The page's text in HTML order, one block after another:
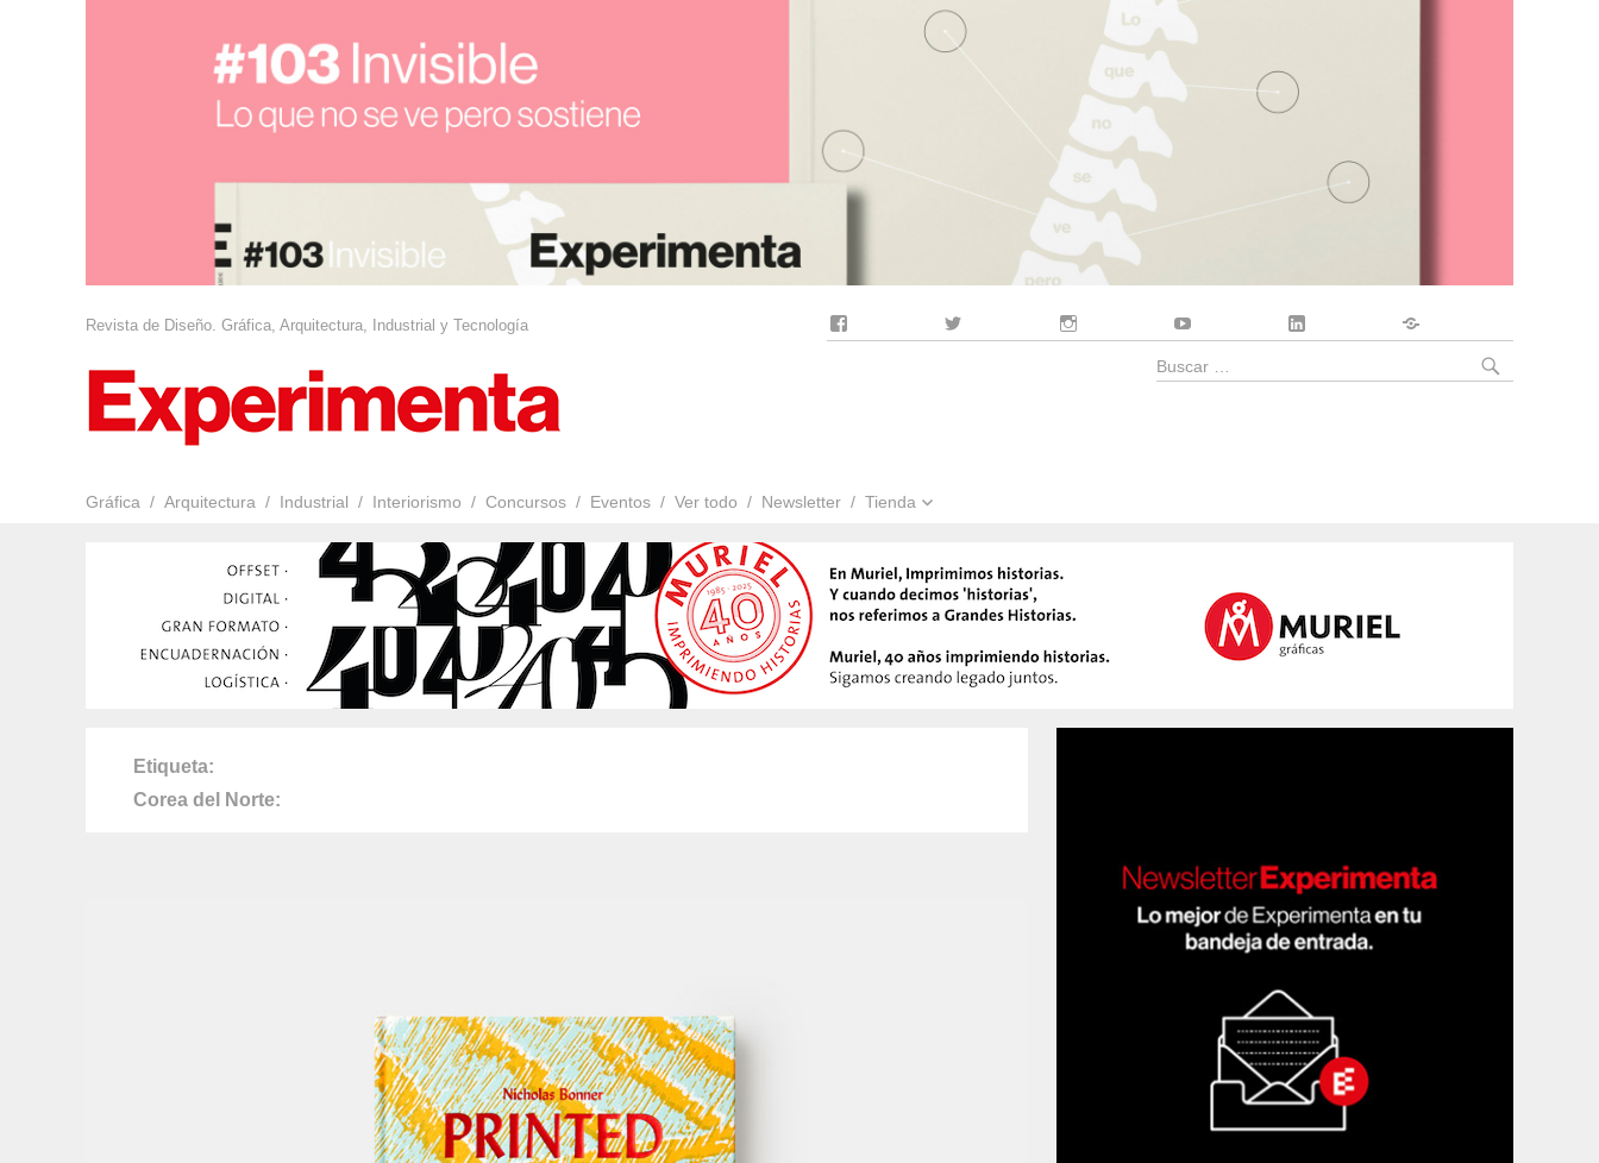
Revista de Diseño. Gráfica, Arquitectura, Industrial y Tecnología
Gráfica Arquitectura Industrial Interiorismo Concursos Eventos Ver todo Newsletter Tienda
Buscar
Etiqueta
Corea del Norte